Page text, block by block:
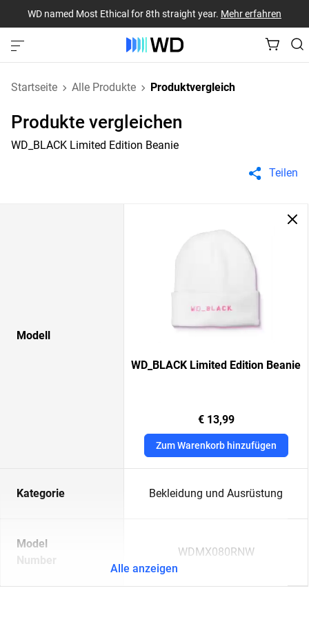
WD named Most Ethical for 8th straight year. Mehr erfahren
Startseite Alle Produkte Produktvergleich
Produkte vergleichen
WD_BLACK Limited Edition Beanie
Teilen
Modell
WD_BLACK Limited Edition Beanie
€ 13,99
Zum Warenkorb hinzufügen
Kategorie Bekleidung und Ausrüstung
Model
Number
WDMX080RNW
Alle anzeigen